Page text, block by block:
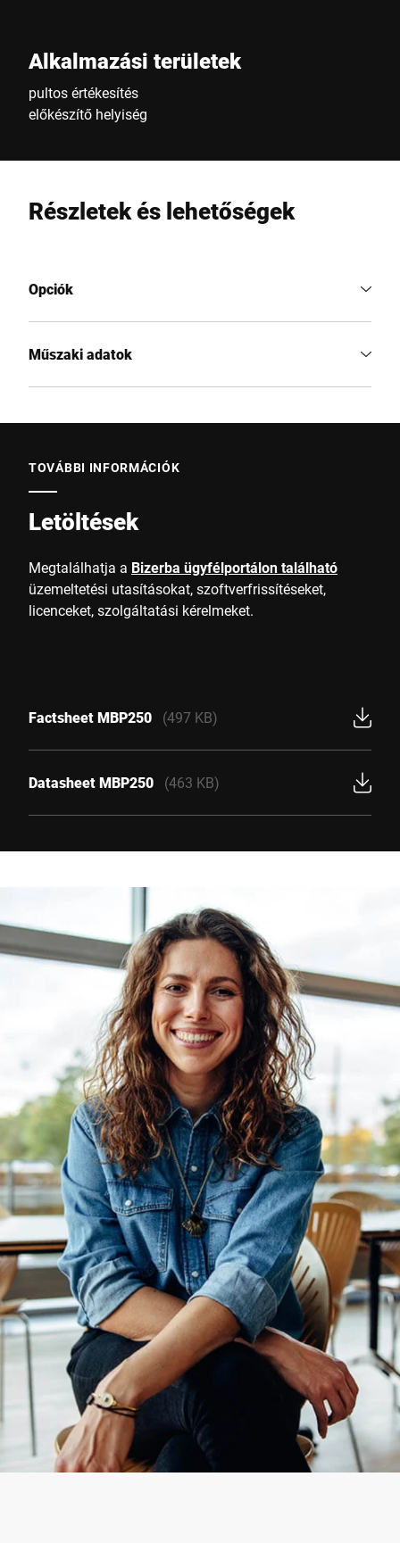
Alkalmazási területek
pultos értékesítés
előkészítő helyiség
Részletek és lehetőségek
Opciók
Műszaki adatok
TOVÁBBI INFORMÁCIÓK
Letöltések
Megtalálhatja a Bizerba ügyfélportálon található
üzemeltetési utasításokat, szoftverfrissítéseket,
licenceket, szolgáltatási kérelmeket.
Factsheet MBP250 (497 KB)
Datasheet MBP250 (463 KB)